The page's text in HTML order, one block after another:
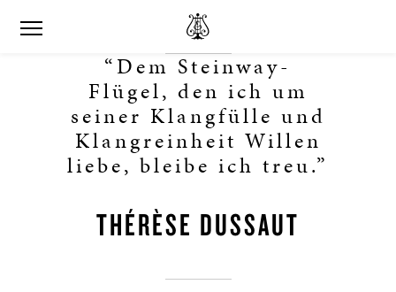
“Dem Steinway-
Flügel, den ich um
seiner Klangfülle und
Klangreinheit Willen
liebe, bleibe ich treu.”
THÉRÈSE DUSSAUT